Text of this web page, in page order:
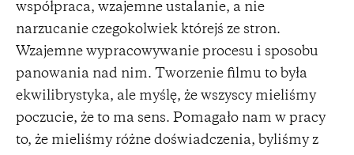
współpraca, wzajemne ustalanie, a nie
narzucanie czegokolwiek którejś ze stron.
Wzajemne wypracowywanie procesu i sposobu
panowania nad nim. Tworzenie filmu to była
ekwilibrystyka, ale myślę, że wszyscy mieliśmy
poczucie, że to ma sens. Pomagało nam w pracy
to, że mieliśmy różne doświadczenia, byliśmy z